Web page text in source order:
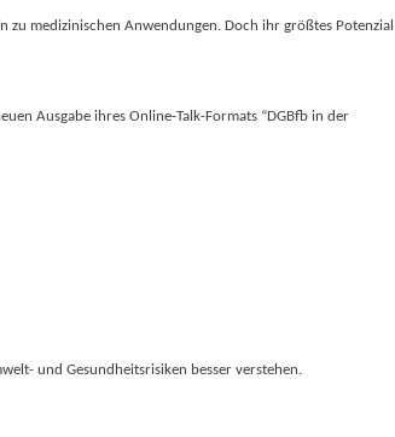
zu medizinischen Anwendungen. Doch ihr größtes Potenzial
Ausgabe ihres Online-Talk-Formats “DGBfb in der
und Gesundheitsrisiken besser verstehen.